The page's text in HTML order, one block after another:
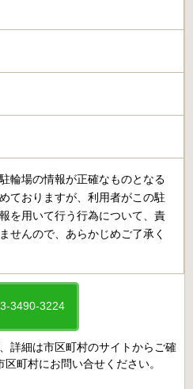
輪場の情報が正確なものとなる
ておりますが、利用者がこの駐
を用いて行う行為について、責
せんので、あらかじめご了承く
3490-3224
詳細は市区町村のサイトからご確
町村にお問い合せください。